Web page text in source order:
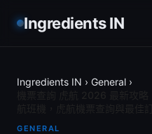
Ingredients IN
Ingredients IN › General ›
GENERAL